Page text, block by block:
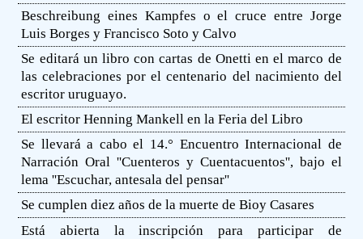
Beschreibung eines Kampfes o el cruce entre Jorge
Luis Borges y Francisco Soto y Calvo
Se editará un libro con cartas de Onetti en el marco de
las celebraciones por el centenario del nacimiento del
escritor uruguayo.
El escritor Henning Mankell en la Feria del Libro
Se llevará a cabo el 14.° Encuentro Internacional de
Narración Oral ''Cuenteros y Cuentacuentos'', bajo el
lema ''Escuchar, antesala del pensar''
Se cumplen diez años de la muerte de Bioy Casares
Está abierta la inscripción para participar de